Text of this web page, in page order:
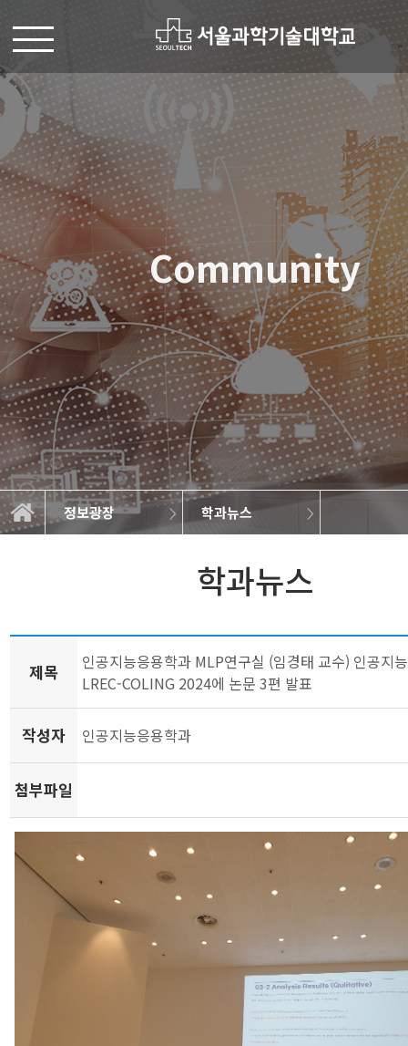
Community
정보광장 학과뉴스
학과소개
교과과정
학사정보
대학원
정보광장
공지사항
학과규정
취업정보
학과뉴스
갤러리
학과뉴스
제목
인공지능응용학과 MLP연구실 (임경태 교수) 인공지
LREC-COLING 2024에 논문 3편 발표
작성자 인공지능응용학과
첨부파일